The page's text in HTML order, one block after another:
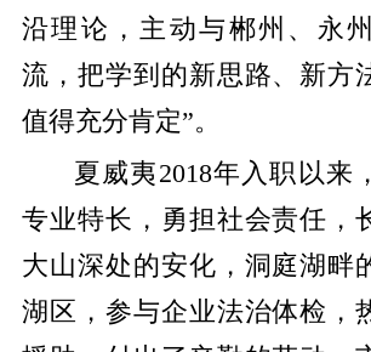
沿理论，主动与郴州、永
流，把学到的新思路、新方
值得充分肯定”。
夏威夷2018年入职以来
专业特长，勇担社会责任，
大山深处的安化，洞庭湖畔
湖区，参与企业法治体检，